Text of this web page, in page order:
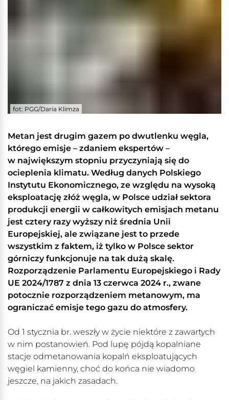
fot: PGG/Daria Klimza
Metan jest drugim gazem po dwutlenku węgla,
którego emisje – zdaniem ekspertów –
w największym stopniu przyczyniają się do
ocieplenia klimatu. Według danych Polskiego
Instytutu Ekonomicznego, ze względu na wysoką
eksploatację złóż węgla, w Polsce udział sektora
produkcji energii w całkowitych emisjach metanu
jest cztery razy wyższy niż średnia Unii
Europejskiej, ale związane jest to przede
wszystkim z faktem, iż tylko w Polsce sektor
górniczy funkcjonuje na tak dużą skalę.
Rozporządzenie Parlamentu Europejskiego i Rady
UE 2024/1787 z dnia 13 czerwca 2024 r., zwane
potocznie rozporządzeniem metanowym, ma
ograniczać emisje tego gazu do atmosfery.
Od 1 stycznia br. weszły w życie niektóre z zawartych
w nim postanowień. Pod lupę pójdą kopalniane
stacje odmetanowania kopalń eksploatujących
węgiel kamienny, choć do końca nie wiadomo
jeszcze, na jakich zasadach.